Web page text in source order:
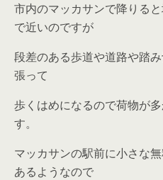
市内のマッカサンで降りる
で近いのですが
段差のある歩道や道路や踏
張って
歩くはめになるので荷物が
す。
マッカサンの駅前に小さな
あるようなので